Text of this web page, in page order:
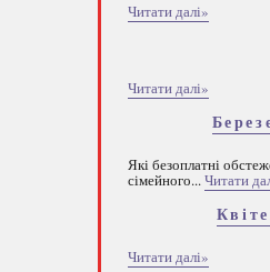
Читати далі»
Читати далі»
Які безоплатні
сімейного...Читати
Читати далі»